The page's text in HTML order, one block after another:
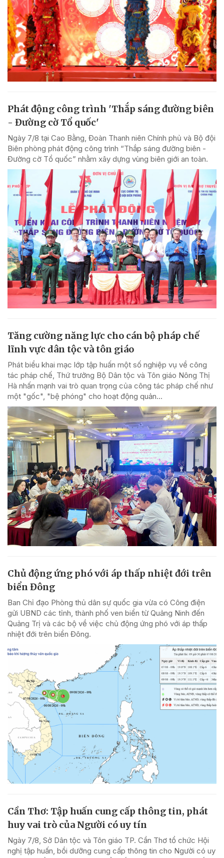
Phát động công trình 'Thắp sáng đường biên
- Đường cờ Tổ quốc'
Ngày 7/8 tại Cao Bằng, Đoàn Thanh niên Chính phủ và Bộ đội
Biên phòng phát động công trình “Thắp sáng đường biên -
Đường cờ Tổ quốc” nhằm xây dựng vùng biên giới an toàn.
Tăng cường năng lực cho cán bộ pháp chế
lĩnh vực dân tộc và tôn giáo
Phát biểu khai mạc lớp tập huấn một số nghiệp vụ về công
tác pháp chế, Thứ trưởng Bộ Dân tộc và Tôn giáo Nông Thị
Hà nhấn mạnh vai trò quan trọng của công tác pháp chế như
một "gốc", "bệ phóng" cho hoạt động quản...
Chủ động ứng phó với áp thấp nhiệt đới trên
biển Đông
Ban Chỉ đạo Phòng thủ dân sự quốc gia vừa có Công điện
gửi UBND các tỉnh, thành phố ven biển từ Quảng Ninh đến
Quảng Trị và các bộ về việc chủ động ứng phó với áp thấp
nhiệt đới trên biển Đông.
Cần Thơ: Tập huấn cung cấp thông tin, phát
huy vai trò của Người có uy tín
Ngày 7/8, Sở Dân tộc và Tôn giáo TP. Cần Thơ tổ chức Hội
nghị tập huấn, bồi dưỡng cung cấp thông tin cho Người có uy